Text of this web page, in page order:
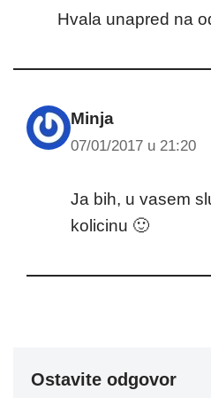
Hvala unapred na
Minja
07/01/2017 u 21:20
Ja bih, u vasem
kolicinu 🙂
Ostavite odgovor